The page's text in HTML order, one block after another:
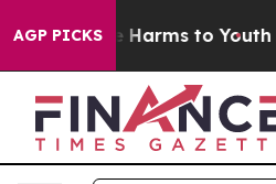
AGP PICKS
to Abate Harms to Youth